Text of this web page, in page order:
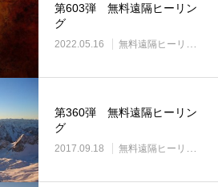
第603弾 無料遠隔ヒーリン
グ
2022.05.16 無料遠隔ヒーリング
第360弾 無料遠隔ヒーリン
グ
2017.09.18 無料遠隔ヒーリング